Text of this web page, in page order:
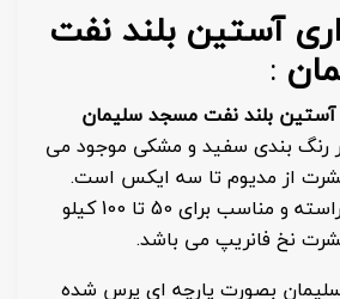
آستین بلند نفت
:
بلند نفت مسجد سلیمان
رنگ بندی سفید و مشکی موجود می
از مدیوم تا سه ایکس است.
برش لباس بصورت راسته و مناسب برای 50 تا 100 کیلو
نخ فانریپ می باشد.
بصورت پارچه ای پرس شده